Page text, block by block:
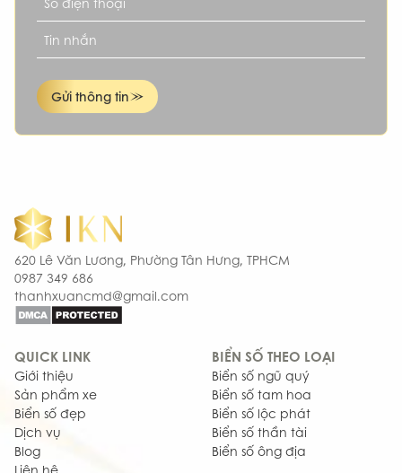
Gửi thông tin
620 Lê Văn Lương, Phường Tân Hưng, TPHCM
0987 349 686
thanhxuancmd@gmail.com
QUICK LINK
Giới thiệu
Sản phẩm xe
Biển số đẹp
Dịch vụ
Blog
BIỂN SỐ THEO LOẠI
Biển số ngũ quý
Biển số tam hoa
Biển số lộc phát
Biển số thần tài
Biển số ông địa